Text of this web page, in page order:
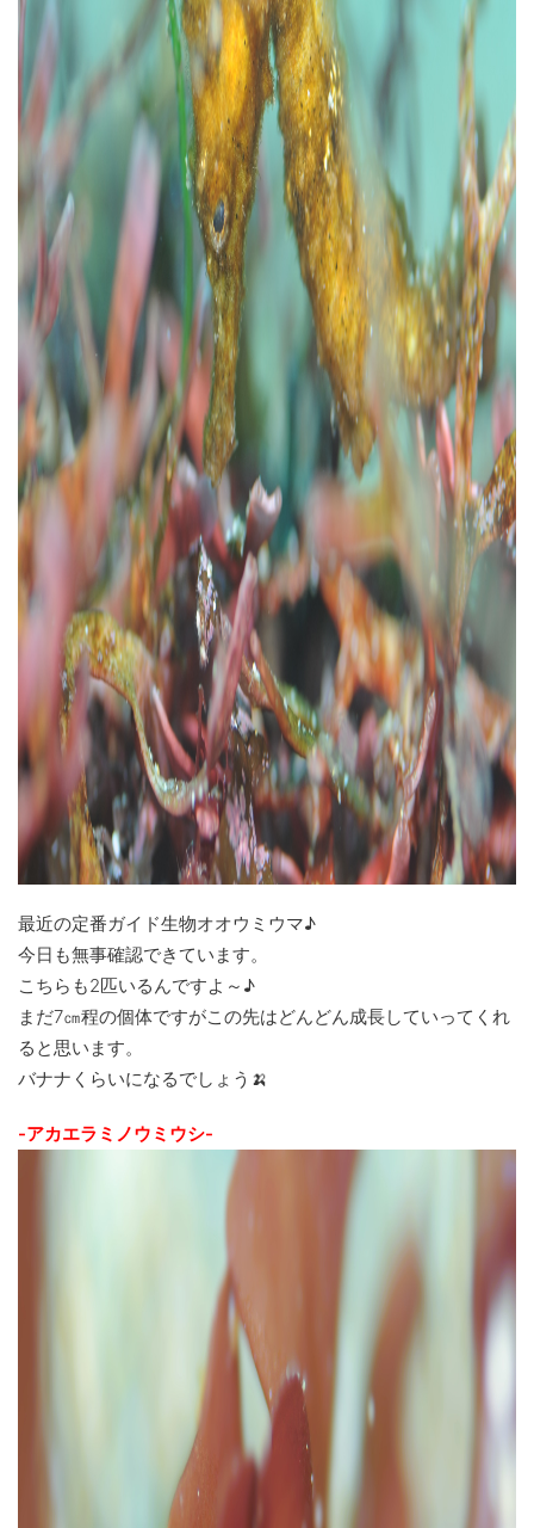
最近の定番ガイド生物オオウミウマ♪
今日も無事確認できています。
こちらも2匹いるんですよ～♪
まだ7㎝程の個体ですがこの先はどんどん成長していってくれ
ると思います。
バナナくらいになるでしょう🍌
-アカエラミノウミウシ-